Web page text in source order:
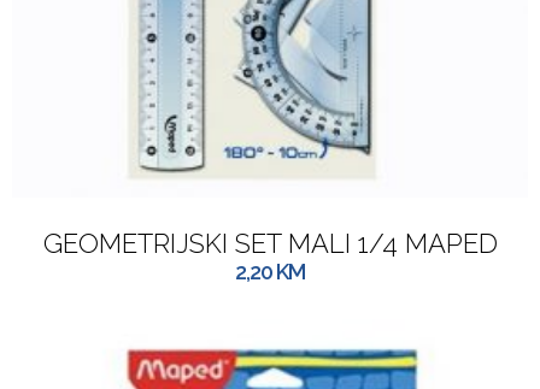
GEOMETRIJSKI SET MALI 1/4 MAPED
2,20KM